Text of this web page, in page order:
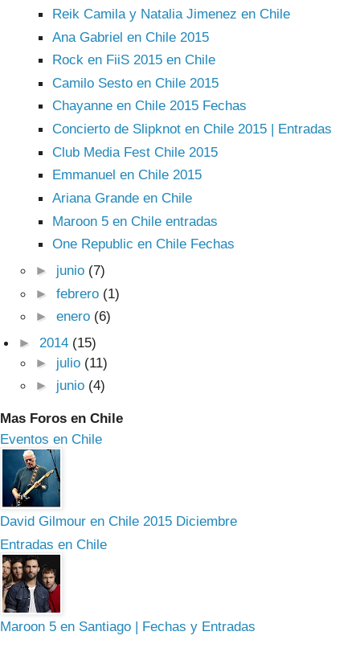
Reik Camila y Natalia Jimenez en Chile
Ana Gabriel en Chile 2015
Rock en FiiS 2015 en Chile
Camilo Sesto en Chile 2015
Chayanne en Chile 2015 Fechas
Concierto de Slipknot en Chile 2015 | Entradas
Club Media Fest Chile 2015
Emmanuel en Chile 2015
Ariana Grande en Chile
Maroon 5 en Chile entradas
One Republic en Chile Fechas
► junio (7)
►febrero (1)
►enero (6)
► 2014 (15)
► julio (11)
► junio (4)
Mas Foros en Chile
Eventos en Chile
David Gilmour en Chile 2015 Diciembre
Entradas en Chile
Maroon 5 en Santiago | Fechas y Entradas